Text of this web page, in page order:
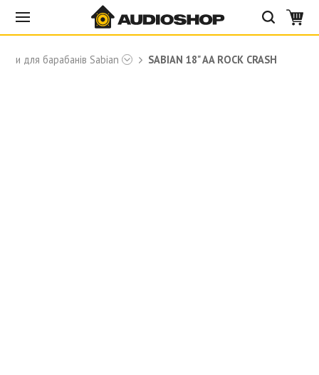
для барабанів Sabian SABIAN 18" AA ROCK CRASH